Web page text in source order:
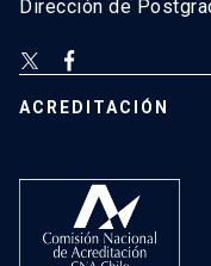
Dirección de
ACREDITACIÓN